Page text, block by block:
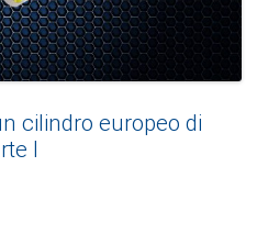
cilindro europeo di
I